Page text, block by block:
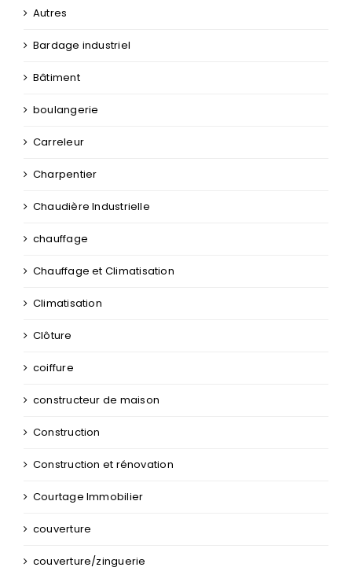
Autres
Bardage industriel
Bâtiment
boulangerie
Carreleur
Charpentier
Chaudière Industrielle
chauffage
Chauffage et Climatisation
Climatisation
Clôture
coiffure
constructeur de maison
Construction
Construction et rénovation
Courtage Immobilier
couverture
couverture/zinguerie